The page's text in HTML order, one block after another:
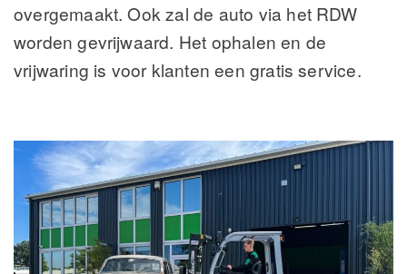
overgemaakt. Ook zal de auto via het RDW
worden gevrijwaard. Het ophalen en de
vrijwaring is voor klanten een gratis service.